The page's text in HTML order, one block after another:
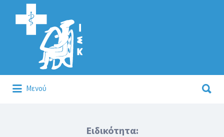
Αναζήτηση
για:
Μενού
για:
Ειδικότητα: